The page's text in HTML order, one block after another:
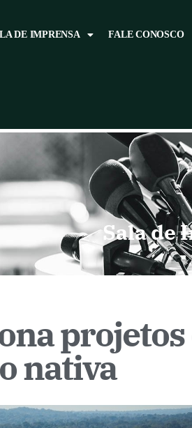
DE IMPRENSA FALE CONOSCO
Sala de
nativa